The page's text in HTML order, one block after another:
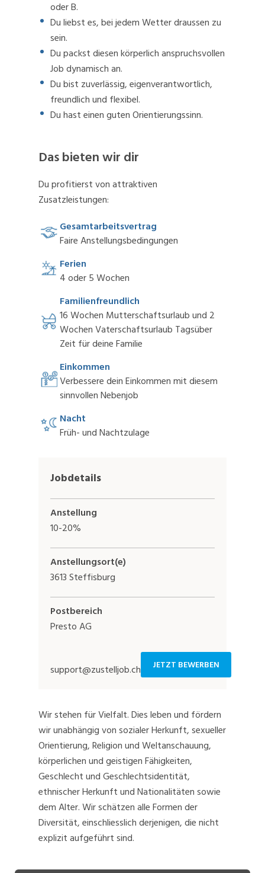
oder B.
Du liebst es, bei jedem Wetter draussen zu
sein.
Du packst diesen körperlich anspruchsvollen
Job dynamisch an.
Du bist zuverlässig, eigenverantwortlich,
freundlich und flexibel.
Du hast einen guten Orientierungssinn.
Das bieten wir dir
Du profitierst von attraktiven
Zusatzleistungen:
Gesamtarbeitsvertrag
Faire Anstellungsbedingungen
Ferien
4 oder 5 Wochen
Familienfreundlich
16 Wochen Mutterschaftsurlaub und 2
Wochen Vaterschaftsurlaub Tagsüber
Zeit für deine Familie
Einkommen
Verbessere dein Einkommen mit diesem
sinnvollen Nebenjob
Nacht
Früh- und Nachtzulage
Jobdetails
Anstellung
10-20%
Anstellungsort(e)
3613 Steffisburg
Postbereich
Presto AG
support@zustelljob.ch JETZT BEWERBEN
Wir stehen für Vielfalt. Dies leben und fördern
wir unabhängig von sozialer Herkunft, sexueller
Orientierung, Religion und Weltanschauung,
körperlichen und geistigen Fähigkeiten,
Geschlecht und Geschlechtsidentität,
ethnischer Herkunft und Nationalitäten sowie
dem Alter. Wir schätzen alle Formen der
Diversität, einschliesslich derjenigen, die nicht
explizit aufgeführt sind.